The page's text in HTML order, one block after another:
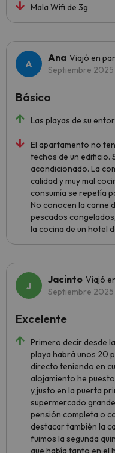
Mala Wifi de 3g
Ana Viajó en
Septiembre 2025
Las playas de su
El apartamento no
techos de un edificio.
acondicionado. La
calidad y muy mal
consumía se repetía
No conocen la carne
pescados
la cocina de un hotel
Básico
Jacinto Viajó
Septiembre 2025
Primero decir desde
playa habrá unos 20
directo teniendo en
alojamiento he
y justo en la puerta
supermercado
pensión completa o
destacar también la
fuimos la segunda
que había tanto en el
Excelente